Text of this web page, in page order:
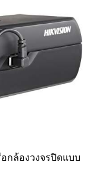
กล้องวงจรปิดแบบ